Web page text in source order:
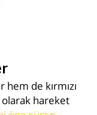
hem de kırmızı
hareket